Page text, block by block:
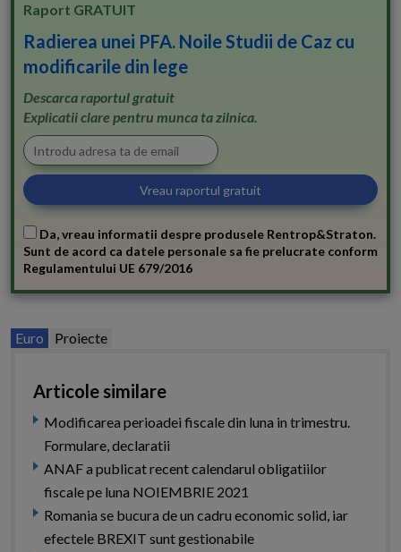
Raport GRATUIT
Radierea unei PFA. Noile Studii de Caz cu
modificarile din lege
Descarca raportul gratuit
Explicatii clare pentru munca ta zilnica.
Da, vreau informatii despre produsele Rentrop&Straton.
Sunt de acord ca datele personale sa fie prelucrate conform
Regulamentului UE 679/2016
Euro Proiecte
Articole similare
Modificarea perioadei fiscale din luna in trimestru.
Formulare, declaratii
ANAF a publicat recent calendarul obligatiilor
fiscale pe luna NOIEMBRIE 2021
Romania se bucura de un cadru economic solid, iar
efectele BREXIT sunt gestionabile